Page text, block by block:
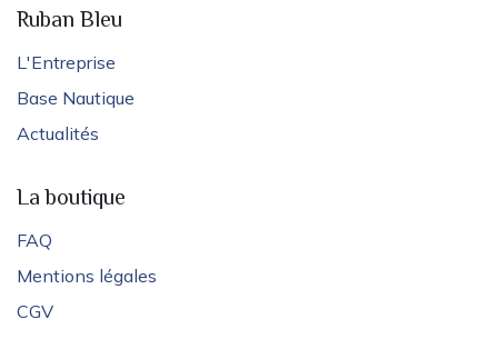
Ruban Bleu
L'Entreprise
Base Nautique
Actualités
La boutique
FAQ
Mentions légales
CGV